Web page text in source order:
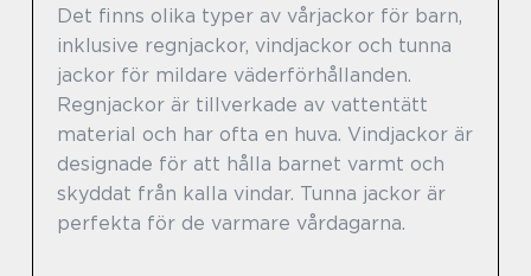
Det finns olika typer av vårjackor för barn,
inklusive regnjackor, vindjackor och tunna
jackor för mildare väderförhållanden.
Regnjackor är tillverkade av vattentätt
material och har ofta en huva. Vindjackor är
designade för att hålla barnet varmt och
skyddat från kalla vindar. Tunna jackor är
perfekta för de varmare vårdagarna.